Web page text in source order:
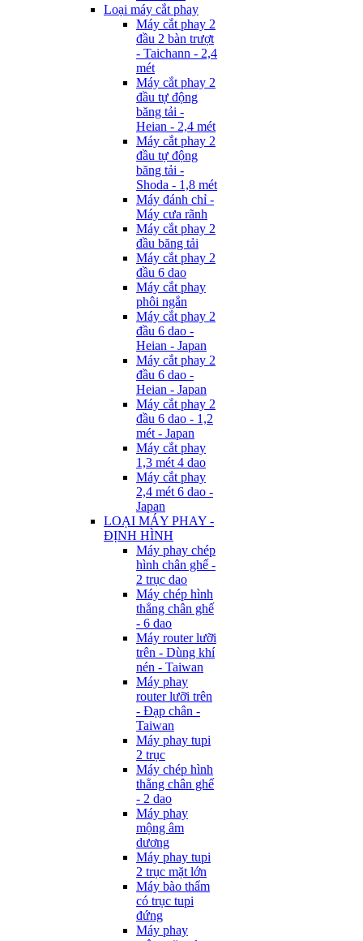
Loại máy cắt phay
Máy cắt phay 2
đầu 2 bàn trượt
- Taichann - 2,4
mét
Máy cắt phay 2
đầu tự động
băng tải -
Heian - 2,4 mét
Máy cắt phay 2
đầu tự động
băng tải -
Shoda - 1,8 mét
Máy đánh chỉ -
Máy cưa rãnh
Máy cắt phay 2
đầu băng tải
Máy cắt phay 2
đầu 6 dao
Máy cắt phay
phôi ngắn
Máy cắt phay 2
đầu 6 dao -
Heian - Japan
Máy cắt phay 2
đầu 6 dao -
Heian - Japan
Máy cắt phay 2
đầu 6 dao - 1,2
mét - Japan
Máy cắt phay
1,3 mét 4 dao
Máy cắt phay
2,4 mét 6 dao -
Japan
LOẠI MÁY PHAY -
ĐỊNH HÌNH
Máy phay chép
hình chân ghế -
2 trục dao
Máy chép hình
thẳng chân ghế
- 6 dao
Máy router lưỡi
trên - Dùng khí
nén - Taiwan
Máy phay
router lưỡi trên
- Đạp chân -
Taiwan
Máy phay tupi
2 trục
Máy chép hình
thẳng chân ghế
- 2 dao
Máy phay
mộng âm
dương
Máy phay tupi
2 trục mặt lớn
Máy bào thẩm
có trục tupi
đứng
Máy phay